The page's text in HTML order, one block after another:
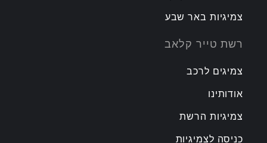
צמיגיות באר שבע
רשת טייר קלאב
צמיגים לרכב
אודותינו
צמיגיות הרשת
כניסה לצמיגיות